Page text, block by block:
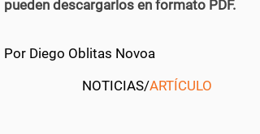
pueden descargarlos en formato PDF.
Por Diego Oblitas Novoa
NOTICIAS/ARTÍCULO